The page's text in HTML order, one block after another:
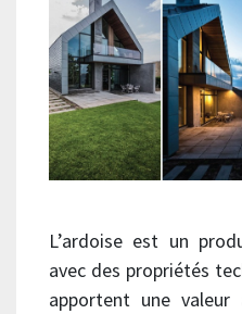
L’ardoise est un
avec des propriétés
apportent une valeur